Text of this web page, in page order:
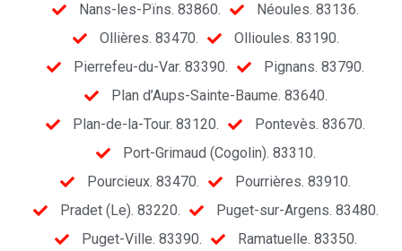
Nans-les-Pïns. 83860.
Néoules. 83136.
Ollières. 83470.
Ollioules. 83190.
Pierrefeu-du-Var. 83390.
Pignans. 83790.
Plan d’Aups-Sainte-Baume. 83640.
Plan-de-la-Tour. 83120.
Pontevès. 83670.
Port-Grimaud (Cogolin). 83310.
Pourcieux. 83470.
Pourrières. 83910.
Pradet (Le). 83220.
Puget-sur-Argens. 83480.
Puget-Ville. 83390.
Ramatuelle. 83350.